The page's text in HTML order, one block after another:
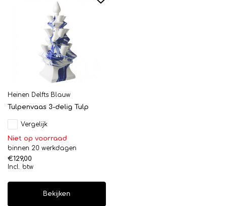
Heinen Delfts Blauw
Tulpenvaas 3-delig Tulp
Vergelijk
Niet op voorraad
binnen 20 werkdagen
€129,00
Incl. btw
Bekijken